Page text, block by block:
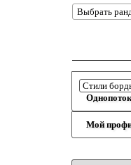
Однопоток
Мой